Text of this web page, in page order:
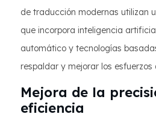
de traducción modernas utilizan
que incorpora inteligencia
automático y tecnologías
respaldar y mejorar los
Mejora de la
eficiencia